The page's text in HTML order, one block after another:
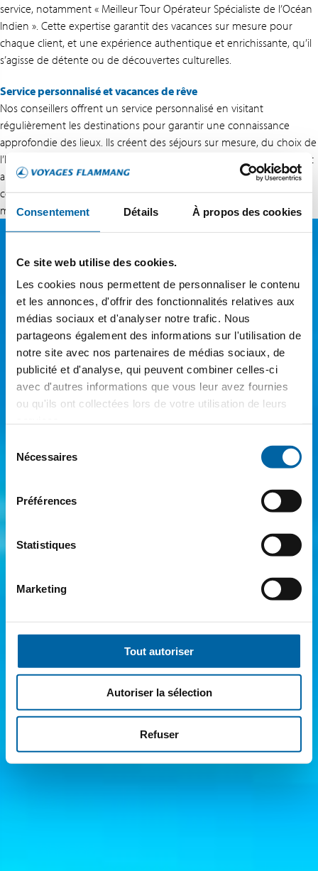
Consentement Détails À propos des cookies
Ce site web utilise des cookies.
Les cookies nous permettent de personnaliser le contenu
et les annonces, d'offrir des fonctionnalités relatives aux
médias sociaux et d'analyser notre trafic. Nous
partageons également des informations sur l'utilisation de
notre site avec nos partenaires de médias sociaux, de
publicité et d'analyse, qui peuvent combiner celles-ci
avec d'autres informations que vous leur avez fournies
ou qu'ils ont collectées lors de votre utilisation de leurs
Nécessaires
Préférences
Statistiques
Marketing
Tout autoriser
Autoriser la sélection
Refuser
service, notamment « Meilleur Tour Opérateur Spécialiste de l’Océan
Indien ». Cette expertise garantit des vacances sur mesure pour
chaque client, et une expérience authentique et enrichissante, qu’il
s’agisse de détente ou de découvertes culturelles.
Service personnalisé et vacances de rêve
Nos conseillers offrent un service personnalisé en visitant
régulièrement les destinations pour garantir une connaissance
approfondie des lieux. Ils créent des séjours sur mesure, du choix de
l’hôtel à l’organisation des excursions. Ce service sur mesure permet
aux clients de vivre des vacances de rêve à Maurice, avec des
conseils adaptés à chaque besoin pour une expérience unique et
mémorable.